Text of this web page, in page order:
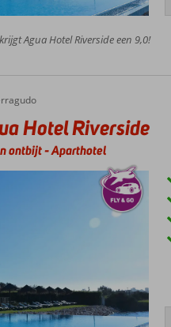
Agua Hotel Riverside een 9,0!
Hotel Riverside
ontbijt-Aparthotel